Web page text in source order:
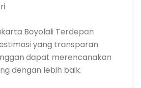
Boyolali Terdepan
yang transparan
dapat merencanakan
dengan lebih baik.